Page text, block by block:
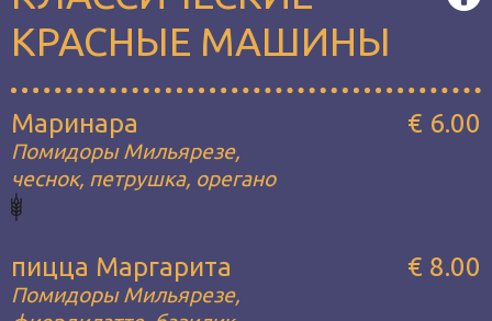
КРАСНЫЕ МАШИНЫ
Маринара
Помидоры Мильярезе,
чеснок, петрушка, орегано
€ 6.00
пицца Маргарита
Помидоры Мильярезе,
€ 8.00